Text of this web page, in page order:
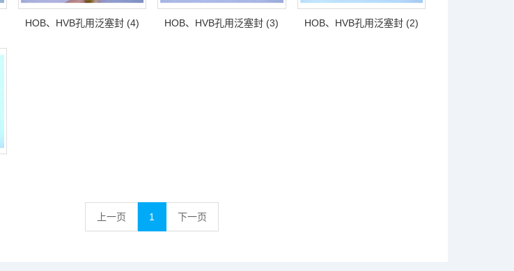
HOB、HVB孔用泛塞封 (4) HOB、HVB孔用泛塞封 (3) HOB、HVB孔用泛塞封 (2)
上一页 1 下一页